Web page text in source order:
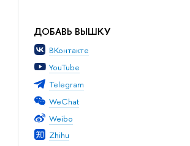
ДОБАВЬ ВЫШКУ
ВКонтакте
YouTube
Telegram
WeChat
Weibo
Zhihu